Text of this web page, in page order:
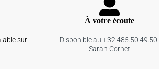
sur
À votre écoute
Disponible au +32 485.50.49.50.
Sarah Cornet